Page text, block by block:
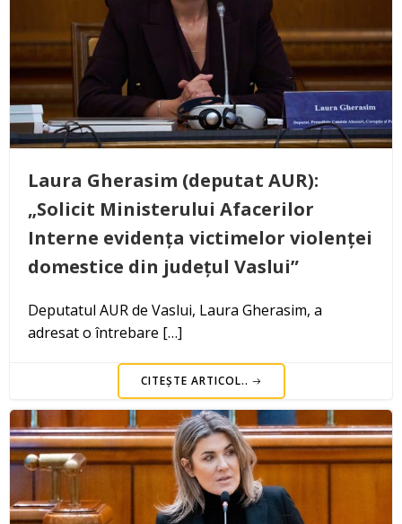
Laura Gherasim (deputat AUR):
„Solicit Ministerului Afacerilor
Interne evidența victimelor violenței
domestice din județul Vaslui”
Deputatul AUR de Vaslui, Laura Gherasim, a
adresat o întrebare […]
CITEȘTE ARTICOL..